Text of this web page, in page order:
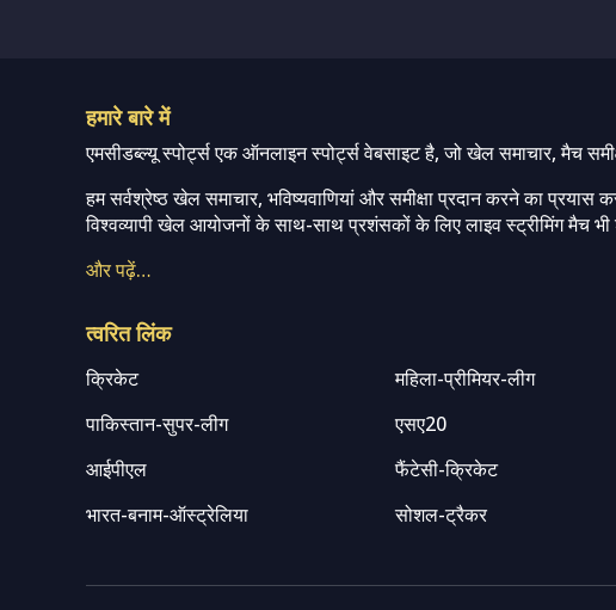
हमारे बारे में
एमसीडब्ल्यू स्पोर्ट्स एक ऑनलाइन स्पोर्ट्स वेबसाइट है, जो खेल समाचार, मैच
हम सर्वश्रेष्ठ खेल समाचार, भविष्यवाणियां और समीक्षा प्रदान करने का
विश्वव्यापी खेल आयोजनों के साथ-साथ प्रशंसकों के लिए लाइव स्ट्रीमिंग मैच भी
और पढ़ें…
त्वरित लिंक
क्रिकेट महिला-प्रीमियर-लीग
पाकिस्तान-सुपर-लीग
एसए20
आईपीएल
फैंटेसी-क्रिकेट
भारत-बनाम-ऑस्ट्रेलिया
सोशल-ट्रैकर